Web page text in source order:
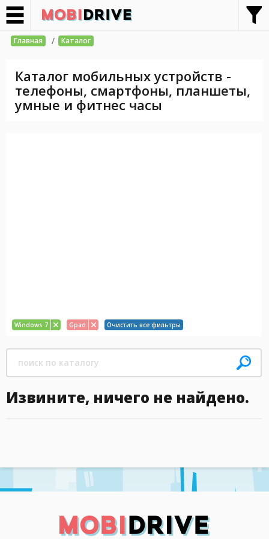
Главная / Каталог
Каталог мобильных устройств -
телефоны, смартфоны, планшеты,
умные и фитнес часы
Windows 7 Gpad Очистить все фильтры
Извините, ничего не найдено.